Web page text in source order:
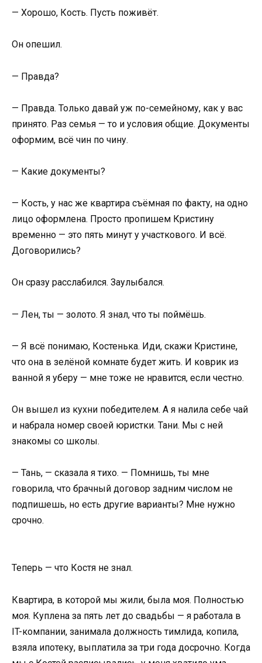
— Хорошо, Кость. Пусть поживёт.
Он опешил.
— Правда?
— Правда. Только давай уж по-семейному, как у вас
принято. Раз семья — то и условия общие. Документы
оформим, всё чин по чину.
— Какие документы?
— Кость, у нас же квартира съёмная по факту, на одно
лицо оформлена. Просто пропишем Кристину
временно — это пять минут у участкового. И всё.
Договорились?
Он сразу расслабился. Заулыбался.
— Лен, ты — золото. Я знал, что ты поймёшь.
— Я всё понимаю, Костенька. Иди, скажи Кристине,
что она в зелёной комнате будет жить. И коврик из
ванной я уберу — мне тоже не нравится, если честно.
Он вышел из кухни победителем. А я налила себе чай
и набрала номер своей юристки. Тани. Мы с ней
знакомы со школы.
— Тань, — сказала я тихо. — Помнишь, ты мне
говорила, что брачный договор задним числом не
подпишешь, но есть другие варианты? Мне нужно
срочно.
Теперь — что Костя не знал.
Квартира, в которой мы жили, была моя. Полностью
моя. Куплена за пять лет до свадьбы — я работала в
IT-компании, занимала должность тимлида, копила,
взяла ипотеку, выплатила за три года досрочно. Когда